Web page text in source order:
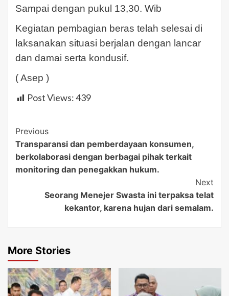
Sampai dengan pukul 13,30. Wib
Kegiatan pembagian beras telah selesai di
laksanakan situasi berjalan dengan lancar
dan damai serta kondusif.
( Asep )
Post Views:439
Post
Navigation
Previous
Transparansi dan pemberdayaan konsumen,
berkolaborasi dengan berbagai pihak terkait
monitoring dan penegakkan hukum.
Next
Seorang Menejer Swasta ini terpaksa telat
kekantor, karena hujan dari semalam.
More Stories